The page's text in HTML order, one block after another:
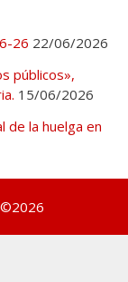
26 22/06/2026
públicos»,
15/06/2026
de la huelga en
©2026